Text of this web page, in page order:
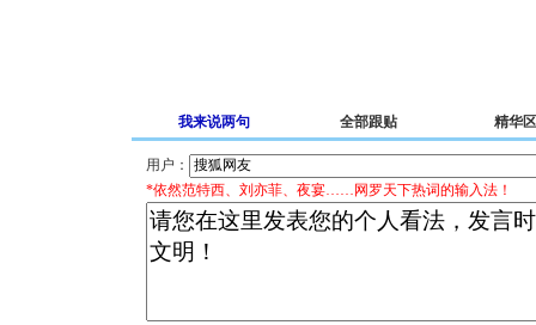
我来说两句 全部跟贴 精华区
用户：
*依然范特西、刘亦菲、夜宴……网罗天下热词的输入法！